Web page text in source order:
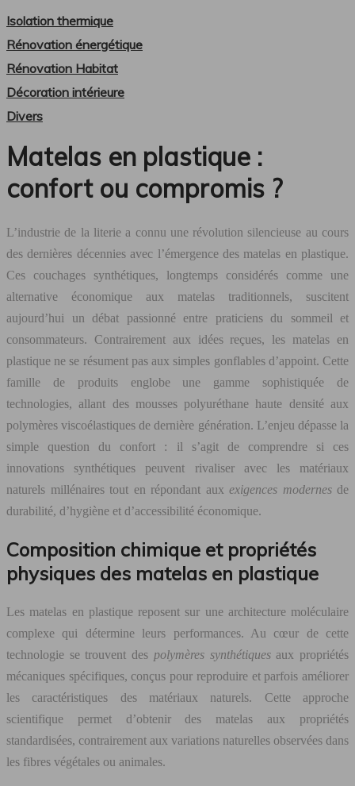
Isolation thermique
Rénovation énergétique
Rénovation Habitat
Décoration intérieure
Divers
Matelas en plastique :
confort ou compromis ?
L’industrie de la literie a connu une révolution silencieuse au cours
des dernières décennies avec l’émergence des matelas en plastique.
Ces couchages synthétiques, longtemps considérés comme une
alternative économique aux matelas traditionnels, suscitent
aujourd’hui un débat passionné entre praticiens du sommeil et
consommateurs. Contrairement aux idées reçues, les matelas en
plastique ne se résument pas aux simples gonflables d’appoint. Cette
famille de produits englobe une gamme sophistiquée de
technologies, allant des mousses polyuréthane haute densité aux
polymères viscoélastiques de dernière génération. L’enjeu dépasse la
simple question du confort : il s’agit de comprendre si ces
innovations synthétiques peuvent rivaliser avec les matériaux
naturels millénaires tout en répondant aux exigences modernes de
durabilité, d’hygiène et d’accessibilité économique.
Composition chimique et propriétés
physiques des matelas en plastique
Les matelas en plastique reposent sur une architecture moléculaire
complexe qui détermine leurs performances. Au cœur de cette
technologie se trouvent des polymères synthétiquesaux propriétés
mécaniques spécifiques, conçus pour reproduire et parfois améliorer
les caractéristiques des matériaux naturels. Cette approche
scientifique permet d’obtenir des matelas aux propriétés
standardisées, contrairement aux variations naturelles observées dans
les fibres végétales ou animales.